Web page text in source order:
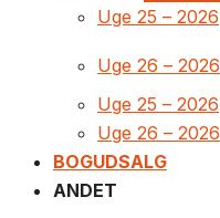
Uge 25 – 2026
Uge 26 – 2026
Uge 25 – 2026
Uge 26 – 2026
BOGUDSALG
ANDET